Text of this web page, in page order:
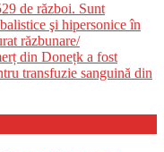
de război. Sunt
şi hipersonice în
răzbunare/
din Donețk a fost
transfuzie sanguină din